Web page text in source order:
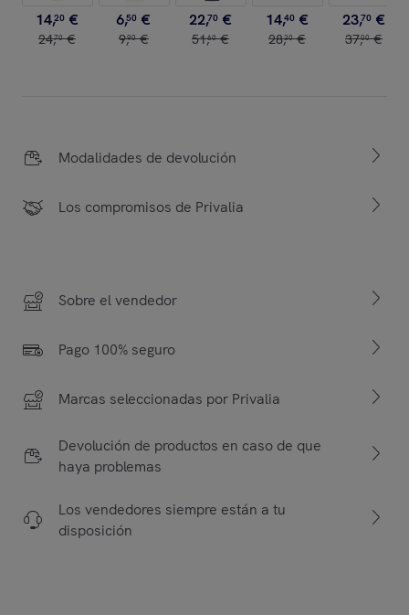
14,20 €
24,70 €
6,50 €
9,90 €
22,70 €
51,60 €
14,40 €
28,30 €
23,70 €
37,00 €
Modalidades de devolución
Los compromisos de Privalia
Sobre el vendedor
Pago 100% seguro
Marcas seleccionadas por Privalia
Devolución de productos en caso de que
haya problemas
Los vendedores siempre están a tu
disposición